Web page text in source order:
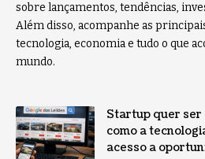
sobre lançamentos, tendências,
Além disso, acompanhe as
tecnologia, economia e tudo o que
mundo.
Startup quer ser
como a
acesso a